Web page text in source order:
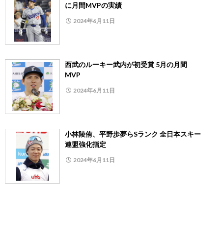
に月間MVPの実績
2024年6月11日
西武のルーキー武内が初受賞 5月の月間
MVP
2024年6月11日
小林陵侑、平野歩夢らSランク 全日本スキー
連盟強化指定
2024年6月11日